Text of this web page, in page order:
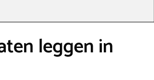
leggen in